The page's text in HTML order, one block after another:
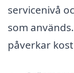
servicenivå
som
påverkar